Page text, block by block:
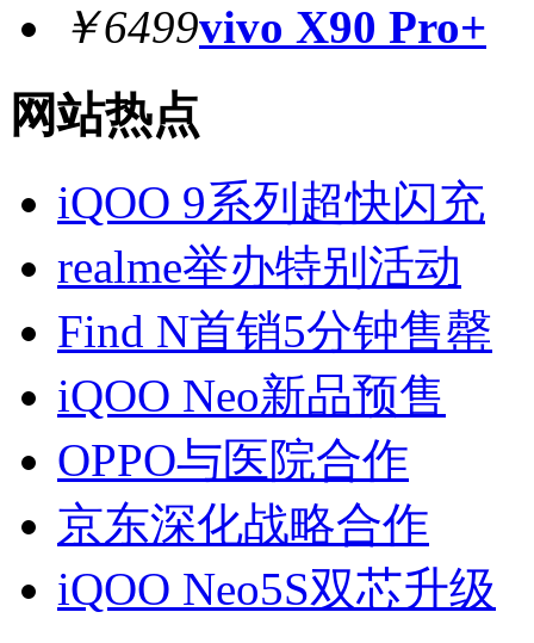
￥6499vivo X90 Pro+
网站热点
iQOO 9系列超快闪充
realme举办特别活动
Find N首销5分钟售罄
iQOO Neo新品预售
OPPO与医院合作
京东深化战略合作
iQOO Neo5S双芯升级